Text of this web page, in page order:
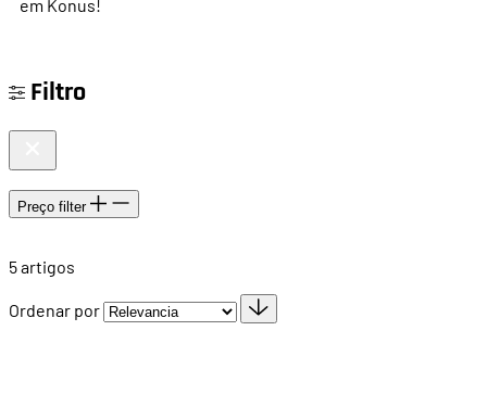
em Konus!
Filtro
Preço filter
5artigos
Ordenar por